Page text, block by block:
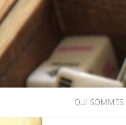
QUI SOMMES